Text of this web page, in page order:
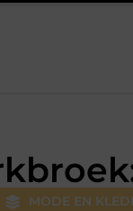
hulp bij pijn en
MODE EN